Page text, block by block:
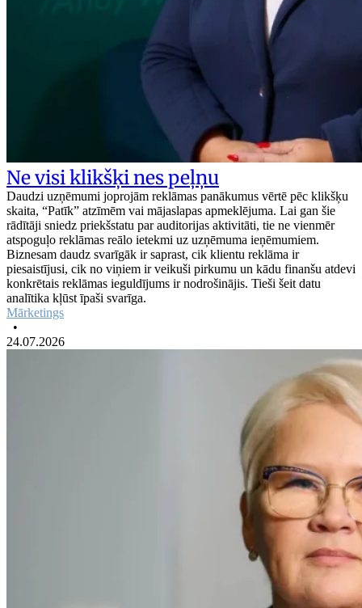
Ne visi klikšķi nes peļņu
Daudzi uzņēmumi joprojām reklāmas panākumus vērtē pēc klikšķu
skaita, “Patīk” atzīmēm vai mājaslapas apmeklējuma. Lai gan šie
rādītāji sniedz priekšstatu par auditorijas aktivitāti, tie ne vienmēr
atspoguļo reklāmas reālo ietekmi uz uzņēmuma ieņēmumiem.
Biznesam daudz svarīgāk ir saprast, cik klientu reklāma ir
piesaistījusi, cik no viņiem ir veikuši pirkumu un kādu finanšu atdevi
konkrētais reklāmas ieguldījums ir nodrošinājis. Tieši šeit datu
analītika kļūst īpaši svarīga.
Mārketings
•
24.07.2026